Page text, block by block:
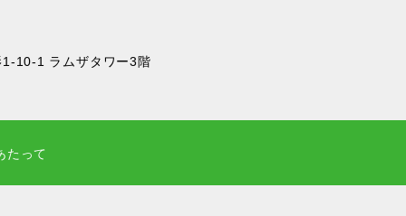
10-1 ラムザタワー3階
たって